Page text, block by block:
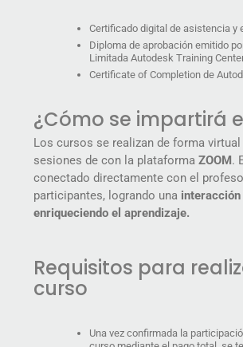
Certificado digital de asistencia y
Diploma de aprobación emitido
Limitada Autodesk Training
Certificate of Completion de
¿Cómo se impartirá
Los cursos se realizan de forma
sesiones de con la plataformaZOOM.
conectado directamente con el
participantes, logrando una
enriqueciendo el aprendizaje.
Requisitos para
curso
Una vez confirmada la